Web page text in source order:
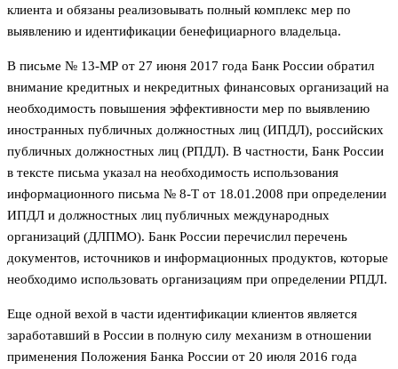
клиента и обязаны реализовывать полный комплекс мер по
выявлению и идентификации бенефициарного владельца.
В письме № 13-МР от 27 июня 2017 года Банк России обратил
внимание кредитных и некредитных финансовых организаций на
необходимость повышения эффективности мер по выявлению
иностранных публичных должностных лиц (ИПДЛ), российских
публичных должностных лиц (РПДЛ). В частности, Банк России
в тексте письма указал на необходимость использования
информационного письма № 8-Т от 18.01.2008 при определении
ИПДЛ и должностных лиц публичных международных
организаций (ДЛПМО). Банк России перечислил перечень
документов, источников и информационных продуктов, которые
необходимо использовать организациям при определении РПДЛ.
Еще одной вехой в части идентификации клиентов является
заработавший в России в полную силу механизм в отношении
применения Положения Банка России от 20 июля 2016 года